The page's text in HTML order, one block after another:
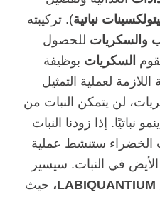
نباتية). تركيبته
والسكريات للحصول
السكريات بوظيفة
لعملية التمثيل
لن يتمكن النبات من
نباتيًا. إذا زودنا النبات
الخضراء ستنشط عملية
الأيض في النبات. سيسير
LABIQUANTIUM،
حيث